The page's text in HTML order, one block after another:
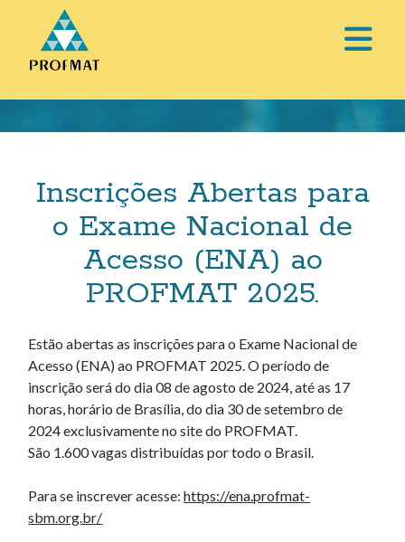
Inscrições Abertas para
o Exame Nacional de
Acesso (ENA) ao
PROFMAT 2025.
Estão abertas as inscrições para o Exame Nacional de
Acesso (ENA) ao PROFMAT 2025. O período de
inscrição será do dia 08 de agosto de 2024, até as 17
horas, horário de Brasília, do dia 30 de setembro de
2024 exclusivamente no site do PROFMAT.
São 1.600 vagas distribuídas por todo o Brasil.
Para se inscrever acesse:https://ena.profmat-
sbm.org.br/